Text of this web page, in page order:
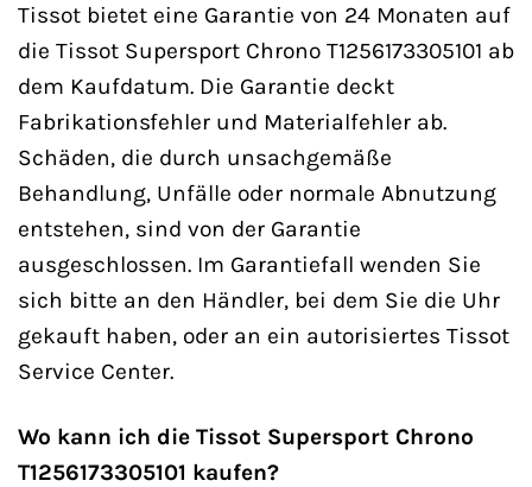
Tissot bietet eine Garantie von 24 Monaten auf
die Tissot Supersport Chrono T1256173305101 ab
dem Kaufdatum. Die Garantie deckt
Fabrikationsfehler und Materialfehler ab.
Schäden, die durch unsachgemäße
Behandlung, Unfälle oder normale Abnutzung
entstehen, sind von der Garantie
ausgeschlossen. Im Garantiefall wenden Sie
sich bitte an den Händler, bei dem Sie die Uhr
gekauft haben, oder an ein autorisiertes Tissot
Service Center.
Wo kann ich die Tissot Supersport Chrono
T1256173305101 kaufen?